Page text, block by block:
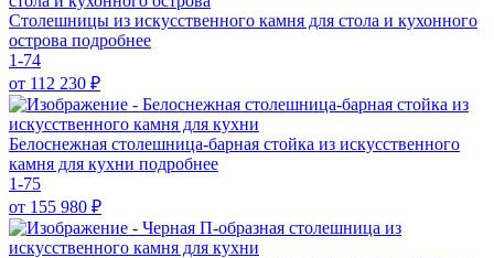
Столешницы из искусственного камня для стола и кухонного
острова подробнее
1-74
от 112 230 ₽
Белоснежная столешница-барная стойка из искусственного
камня для кухни подробнее
1-75
от 155 980 ₽